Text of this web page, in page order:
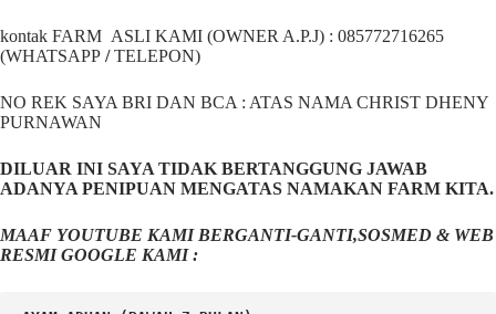
kontak FARM ASLI KAMI (OWNER A.P.J) : 085772716265
(WHATSAPP /TELEPON)
NO REK SAYA BRI DAN BCA : ATAS NAMA CHRIST DHENY
PURNAWAN
DILUAR INI SAYA TIDAK BERTANGGUNG JAWAB
ADANYA PENIPUAN MENGATAS NAMAKAN FARM KITA.
MAAF YOUTUBE KAMI BERGANTI-GANTI,SOSMED & WEB
RESMI GOOGLE KAMI :